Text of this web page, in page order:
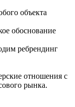
объекта
обоснование
ребрендинг
отношения с
рынка.